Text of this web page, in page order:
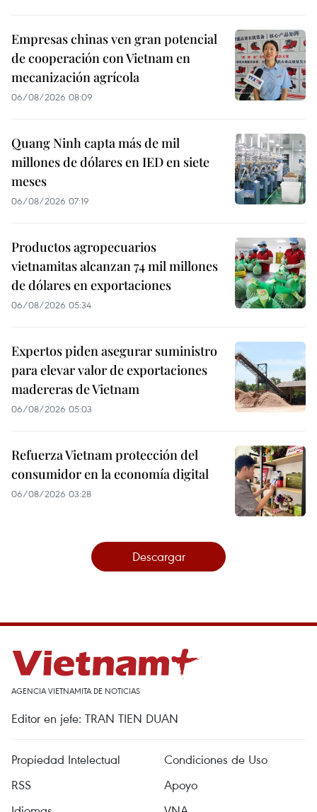
Empresas chinas ven gran potencial
de cooperación con Vietnam en
mecanización agrícola
06/08/2026 08:09
Quang Ninh capta más de mil
millones de dólares en IED en siete
meses
06/08/2026 07:19
Productos agropecuarios
vietnamitas alcanzan 74 mil millones
de dólares en exportaciones
06/08/2026 05:34
Expertos piden asegurar suministro
para elevar valor de exportaciones
madereras de Vietnam
06/08/2026 05:03
Refuerza Vietnam protección del
consumidor en la economía digital
06/08/2026 03:28
Descargar
AGENCIA VIETNAMITA DE NOTICIAS
Editor en jefe: TRAN TIEN DUAN
Propiedad Intelectual
Condiciones de Uso
RSS
Apoyo